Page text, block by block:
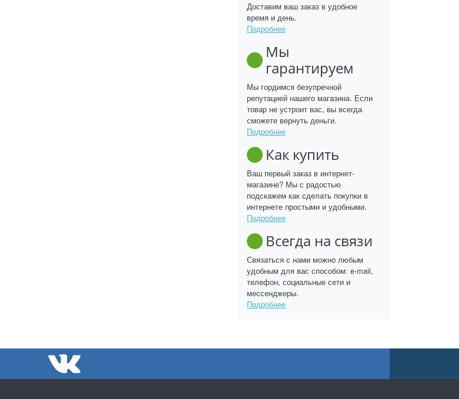
Доставим ваш заказ в удобное
время и день.
Подробнее
Мы
гарантируем
Мы гордимся безупречной
репутацией нашего магазина. Если
товар не устроит вас, вы всегда
сможете вернуть деньги.
Подробнее
Как купить
Ваш первый заказ в интернет-
магазине? Мы с радостью
подскажем как сделать покупки в
интернете простыми и удобными.
Подробнее
Всегда на связи
Связаться с нами можно любым
удобным для вас способом: e-mail,
телефон, социальные сети и
мессенджеры.
Подробнее